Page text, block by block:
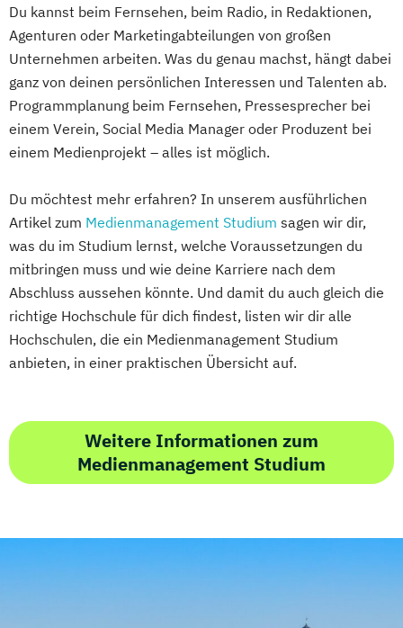
Du kannst beim Fernsehen, beim Radio, in Redaktionen,
Agenturen oder Marketingabteilungen von großen
Unternehmen arbeiten. Was du genau machst, hängt dabei
ganz von deinen persönlichen Interessen und Talenten ab.
Programmplanung beim Fernsehen, Pressesprecher bei
einem Verein, Social Media Manager oder Produzent bei
einem Medienprojekt – alles ist möglich.
Du möchtest mehr erfahren? In unserem ausführlichen
Artikel zum Medienmanagement Studium sagen wir dir,
was du im Studium lernst, welche Voraussetzungen du
mitbringen muss und wie deine Karriere nach dem
Abschluss aussehen könnte. Und damit du auch gleich die
richtige Hochschule für dich findest, listen wir dir alle
Hochschulen, die ein Medienmanagement Studium
anbieten, in einer praktischen Übersicht auf.
Weitere Informationen zum
Medienmanagement Studium